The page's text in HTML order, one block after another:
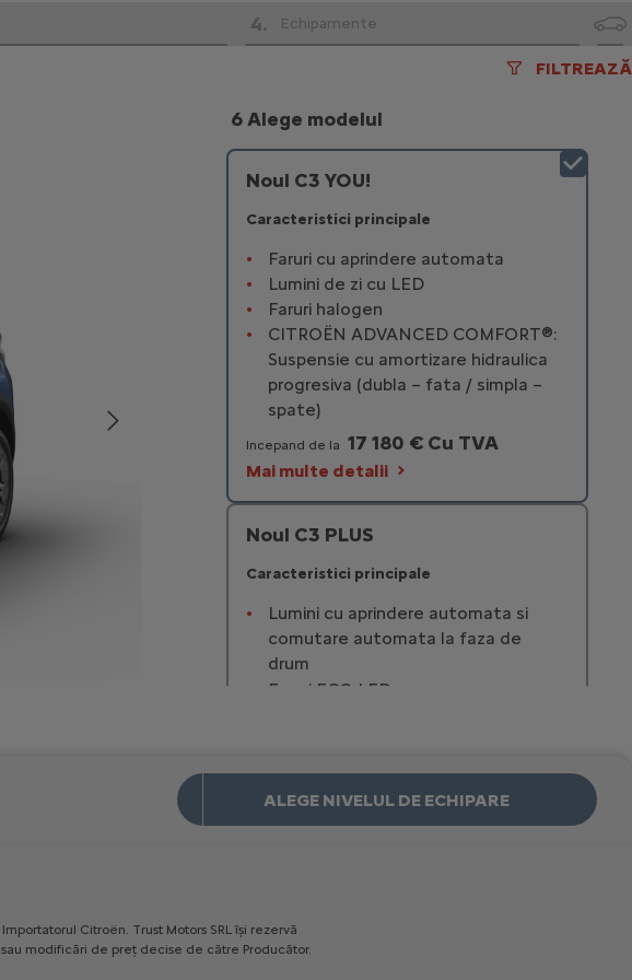
4. Echipamente
FILTREAZĂ
6 Alege modelul
Noul C3 YOU!
Caracteristici principale
Faruri cu aprindere automata
Lumini de zi cu LED
Faruri halogen
CITROËN ADVANCED COMFORT®:
Suspensie cu amortizare hidraulica
progresiva (dubla – fata / simpla –
spate)
Incepand de la 17 180 € Cu TVA
Mai multe detalii
Noul C3 PLUS
Caracteristici principale
Lumini cu aprindere automata si
comutare automata la faza de
drum
Faruri ECO LED
Incepand de la 18 830 € Cu TVA
Mai multe detalii
Lumini cu aprindere automata si
ALEGE NIVELUL DE ECHIPARE
Importatorul Citroën. Trust Motors SRL îşi rezervă
sau modificări de preț decise de către Producător.